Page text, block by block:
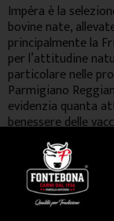
Impéra è la
bovine nate,
principalmente la
per l’attitudine
particolare nelle
Parmigiano
evidenzia quanta
benessere delle
di lattazione,
alimentate con
erba dei pascoli.
vellutata dal
intenso.